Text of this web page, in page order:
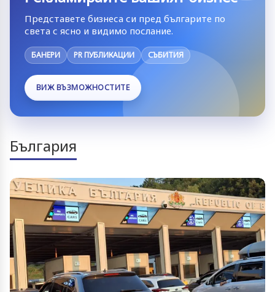
Представете бизнеса си пред българите по
света с ясно и видимо послание.
БАНЕРИ PR ПУБЛИКАЦИИ СЪБИТИЯ
ВИЖ ВЪЗМОЖНОСТИТЕ
България